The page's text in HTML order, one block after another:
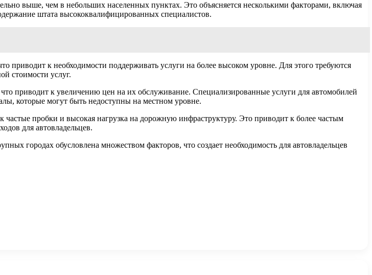
выше, чем в небольших населенных пунктах. Это объясняется несколькими факторами, включая
штата высококвалифицированных специалистов.
к необходимости поддерживать услуги на более высоком уровне. Для этого требуются
стоимости услуг.
приводит к увеличению цен на их обслуживание. Специализированные услуги для автомобилей
которые могут быть недоступны на местном уровне.
пробки и высокая нагрузка на дорожную инфраструктуру. Это приводит к более частым
для автовладельцев.
городах обусловлена множеством факторов, что создает необходимость для автовладельцев